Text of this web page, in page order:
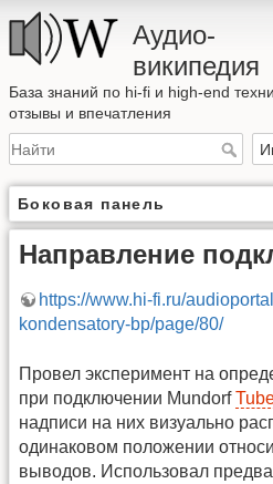
Аудио-
википедия
База знаний по hi-fi и high-end
отзывы и впечатления
Боковая панель
Направление
https://www.hi-fi.ru/
kondensatory-bp/page/80/
Провел эксперимент на
при подключении Мundorf
надписи на них визуально
одинаковом положении
выводов. Использовал